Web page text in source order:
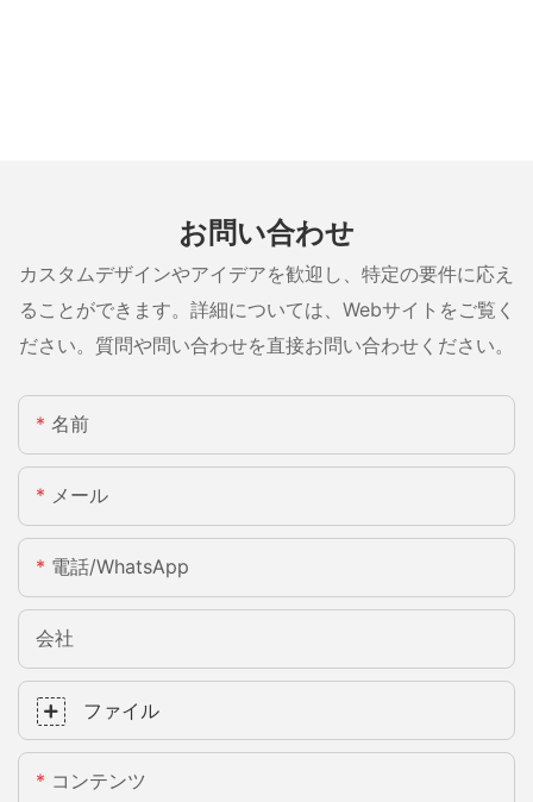
お問い合わせ
カスタムデザインやアイデアを歓迎し、特定の要件に応え
ることができます。詳細については、Webサイトをご覧く
ださい。質問や問い合わせを直接お問い合わせください。
名前
メール
電話/WhatsApp
会社
ファイル
コンテンツ